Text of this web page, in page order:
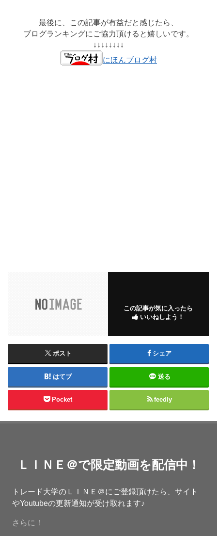
最後に、この記事が有益だと感じたら、
ブログランキングにご協力頂けると嬉しいです。
↓↓↓↓↓↓↓↓
にほんブログ村
この記事が気に入ったら
いいねしよう！
ポスト シェア
はてブ 送る
Pocket feedly
ＬＩＮＥ＠で限定動画を配信中！
トレード大学のＬＩＮＥ＠にご登録頂けたら、サイト
やYoutubeの更新通知が受け取れます♪
さらに！